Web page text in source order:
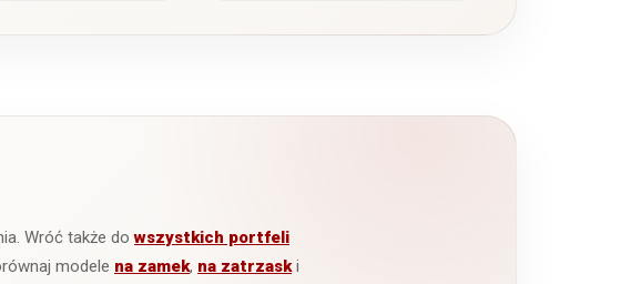
Wróć także dowszystkich portfeli
modele na zamek, na zatrzaski